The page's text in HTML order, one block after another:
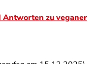
Antworten zu veganer